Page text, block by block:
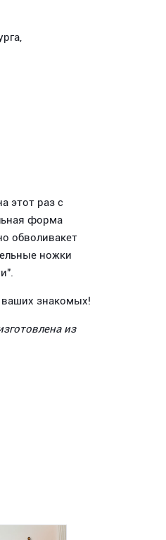
этот раз с
форма
обволивакет
ножки
ваших знакомых!
из